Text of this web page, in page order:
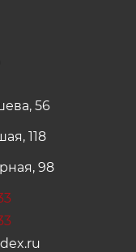
56
118
98